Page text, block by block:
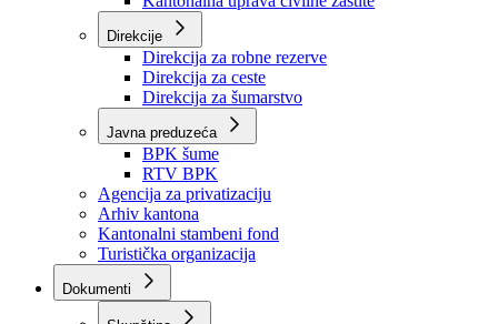
Kantonalna uprava za inspekcijske poslove
Kantonalna uprava civilne zaštite
Direkcije
Direkcija za robne rezerve
Direkcija za ceste
Direkcija za šumarstvo
Javna preduzeća
BPK šume
RTV BPK
Agencija za privatizaciju
Arhiv kantona
Kantonalni stambeni fond
Turistička organizacija